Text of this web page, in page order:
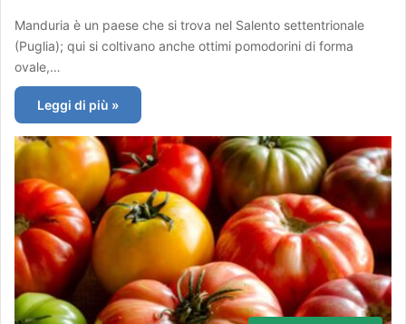
Manduria è un paese che si trova nel Salento settentrionale
(Puglia); qui si coltivano anche ottimi pomodorini di forma
ovale,…
Leggi di più »